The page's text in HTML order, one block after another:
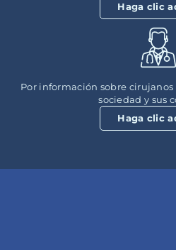
Haga clic
Por información sobre
sociedad y sus
Haga clic